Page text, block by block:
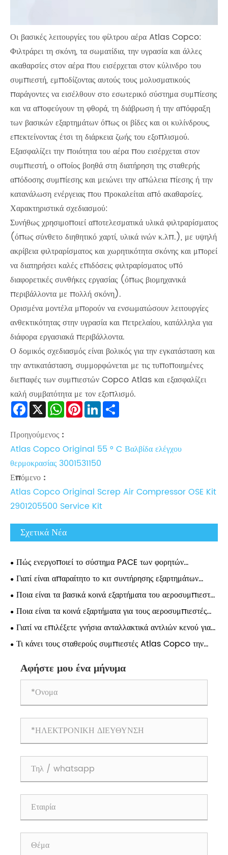
Οι βασικές λειτουργίες του φίλτρου αέρα Atlas Copco:
Φιλτράρει τη σκόνη, τα σωματίδια, την υγρασία και άλλες
ακαθαρσίες στον αέρα που εισέρχεται στον κύλινδρο του
συμπιεστή, εμποδίζοντας αυτούς τους μολυσματικούς
παράγοντες να εισέλθουν στο εσωτερικό σύστημα συμπίεσης
και να αποφεύγουν τη φθορά, τη διάβρωση ή την απόφραξη
των βασικών εξαρτημάτων όπως οι βίδες και οι κυλίνδρους,
επεκτείνοντας έτσι τη διάρκεια ζωής του εξοπλισμού.
Εξασφαλίζει την ποιότητα του αέρα που εισέρχεται στον
συμπιεστή, ο οποίος βοηθά στη διατήρηση της σταθερής
απόδοσης συμπίεσης και μειώνει την απώλεια πίεσης ή την
κατανάλωση ενέργειας που προκαλείται από ακαθαρσίες.
Χαρακτηριστικά σχεδιασμού:
Συνήθως χρησιμοποιεί αποτελεσματικά υλικά φιλτραρίσματος
(όπως σύνθετο διηθητικό χαρτί, υλικά ινών κ.λπ.), με υψηλή
ακρίβεια φιλτραρίσματος και χωρητικότητα σκόνης και μπορεί
να διατηρήσει καλές επιδόσεις φιλτραρίσματος υπό
διαφορετικές συνθήκες εργασίας (όπως βιομηχανικά
περιβάλλοντα με πολλή σκόνη).
Ορισμένα μοντέλα μπορούν να ενσωματώσουν λειτουργίες
ανθεκτικότητας στην υγρασία και πετρελαίου, κατάλληλα για
διάφορα εργασιακά περιβάλλοντα.
Ο δομικός σχεδιασμός είναι βολικός για την εγκατάσταση και
την αντικατάσταση, συμμορφώνεται με τις τυποποιημένες
διεπαφές των συμπιεστών Copco Atlas και εξασφαλίζει
καλή συμβατότητα με τον εξοπλισμό.
Facebook
X WhatsApp
Pinterest
LinkedIn
Προηγούμενος :
Atlas Copco Original 55 ° C Βαλβίδα ελέγχου
θερμοκρασίας 3001531150
Επόμενο :
Atlas Copco Original Screp Air Compressor OSE Kit
2901205500 Service Kit
Σχετικά Νέα
Πώς ενεργοποιεί το σύστημα PACE των φορητών
συμπιεστών Atlas Copco τις ρυθμίσεις πίεσης 0,1 Bar;
Γιατί είναι απαραίτητο το κιτ συντήρησης εξαρτημάτων
αεροσυμπιεστή Atlas για τη μακροπρόθεσμη απόδοση του
συμπιεστή;
Ποια είναι τα βασικά κοινά εξαρτήματα του αεροσυμπιεστή
Atlas και γιατί έχουν σημασία;
Ποια είναι τα κοινά εξαρτήματα για τους αεροσυμπιεστές
Atlas;
Γιατί να επιλέξετε γνήσια ανταλλακτικά αντλιών κενού για
μακροπρόθεσμη απόδοση;
Τι κάνει τους σταθερούς συμπιεστές Atlas Copco την
Αφήστε μου ένα μήνυμα